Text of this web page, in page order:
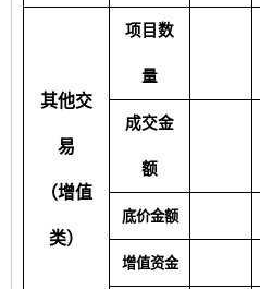
其他交
易
（增值
类）
项目数
量
成交金
额
底价金额
增值资金